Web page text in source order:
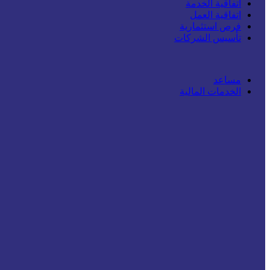
اتفاقية الخدمة
اتفاقية العمل
فرص استثمارية
تأسيس الشركات
مساعد
الخدمات المالية